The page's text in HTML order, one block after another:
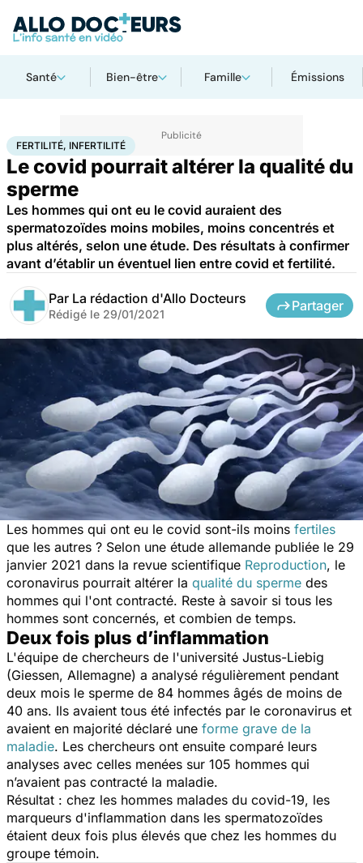
Santé Bien-être Famille Émissions
Accueil SantéFertilité, infertilité
FERTILITÉ, INFERTILITÉ
Le covid pourrait altérer la qualité du
sperme
Les hommes qui ont eu le covid auraient des
spermatozoïdes moins mobiles, moins concentrés et
plus altérés, selon une étude. Des résultats à confirmer
avant d’établir un éventuel lien entre covid et fertilité.
Par La rédaction d'Allo Docteurs
Rédigé le 29/01/2021
Partager
Les hommes qui ont eu le covid sont-ils moins fertiles
que les autres ? Selon une étude allemande publiée le 29
janvier 2021 dans la revue scientifique Reproduction, le
coronavirus pourrait altérer la qualité du sperme des
hommes qui l'ont contracté. Reste à savoir si tous les
hommes sont concernés, et combien de temps.
Deux fois plus d’inflammation
L'équipe de chercheurs de l'université Justus-Liebig
(Giessen, Allemagne) a analysé régulièrement pendant
deux mois le sperme de 84 hommes âgés de moins de
40 ans. Ils avaient tous été infectés par le coronavirus et
avaient en majorité déclaré une forme grave de la
maladie. Les chercheurs ont ensuite comparé leurs
analyses avec celles menées sur 105 hommes qui
n’avaient pas contracté la maladie.
Résultat : chez les hommes malades du covid-19, les
marqueurs d'inflammation dans les spermatozoïdes
étaient deux fois plus élevés que chez les hommes du
groupe témoin.